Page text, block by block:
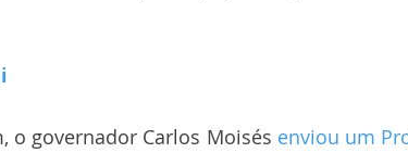
o governador Carlos Moisés enviou um